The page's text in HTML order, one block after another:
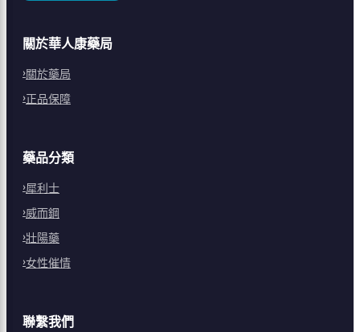
關於華人康藥局
關於藥局
正品保障
藥品分類
犀利士
威而鋼
壯陽藥
女性催情
聯繫我們